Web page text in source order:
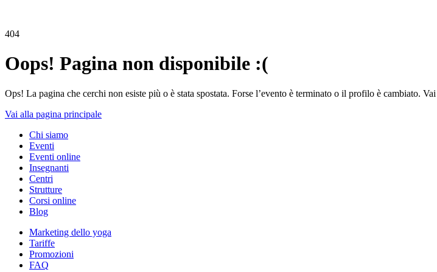
404
Oops! Pagina non disponibile :(
Ops! La pagina che cerchi non esiste più o è stata spostata. Forse l’evento è terminato o il profilo è cambiato.
Vai alla pagina principale
Chi siamo
Eventi
Eventi online
Insegnanti
Centri
Strutture
Corsi online
Blog
Marketing dello yoga
Tariffe
Promozioni
FAQ